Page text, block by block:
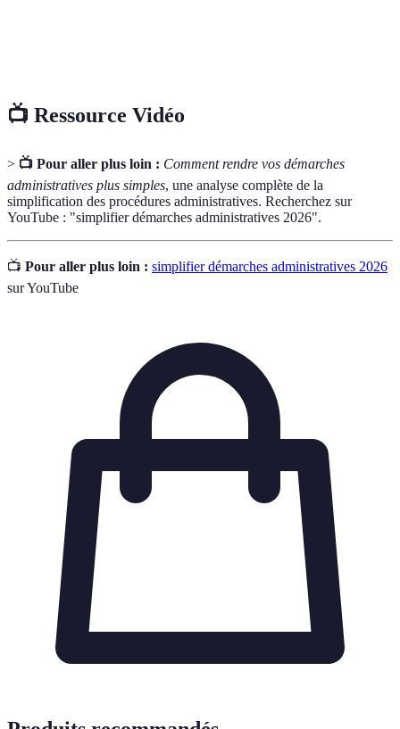
📺 Ressource Vidéo
> 📺 Pour aller plus loin : Comment rendre vos démarches
administratives plus simples, une analyse complète de la
simplification des procédures administratives. Recherchez sur
YouTube : "simplifier démarches administratives 2026".
📺 Pour aller plus loin : simplifier démarches administratives 2026
sur YouTube